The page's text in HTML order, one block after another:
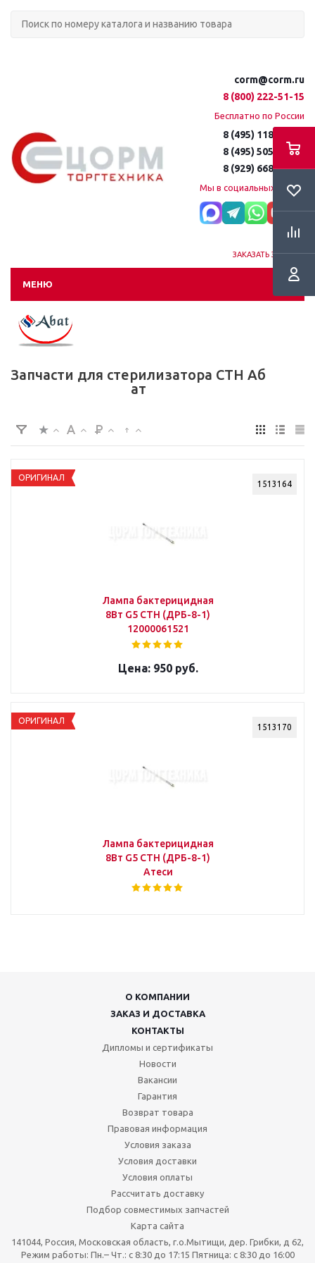
corm@corm.ru
8 (800) 222-51-15
Бесплатно по России
8 (495) 118-61-16
8 (495) 505-51-15
8 (929) 668-95-35
Мы в социальных сетях:
ЗАКАЗАТЬ ЗВОНОК
МЕНЮ
Запчасти для стерилизатора СТН Аб
ат
1513164
ОРИГИНАЛ
Лампа бактерицидная
8Вт G5 СТН (ДРБ-8-1)
12000061521
950 руб.
1513170
ОРИГИНАЛ
Лампа бактерицидная
8Вт G5 СТН (ДРБ-8-1)
Атеси
О КОМПАНИИ
ЗАКАЗ И ДОСТАВКА
КОНТАКТЫ
Дипломы и сертификаты
Новости
Вакансии
Гарантия
Возврат товара
Правовая информация
Условия заказа
Условия доставки
Условия оплаты
Рассчитать доставку
Подбор совместимых запчастей
Карта сайта
141044, Россия, Московская область, г.о.Мытищи, дер. Грибки, д 62,
Режим работы: Пн.– Чт.: с 8:30 до 17:15 Пятница: c 8:30 до 16:00